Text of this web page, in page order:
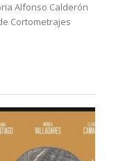
Alfonso Calderón
Cortometrajes